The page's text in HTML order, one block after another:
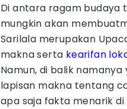
Di antara ragam budaya
mungkin akan
Sarilala merupakan
makna serta kearifan
Namun, di balik
lapisan makna tentang
apa saja fakta menarik